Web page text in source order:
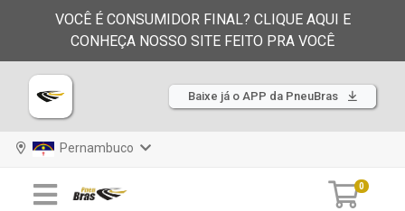
VOCÊ É CONSUMIDOR FINAL? CLIQUE AQUI E
CONHEÇA NOSSO SITE FEITO PRA VOCÊ
Baixe já o APP da PneuBras
Pernambuco
0